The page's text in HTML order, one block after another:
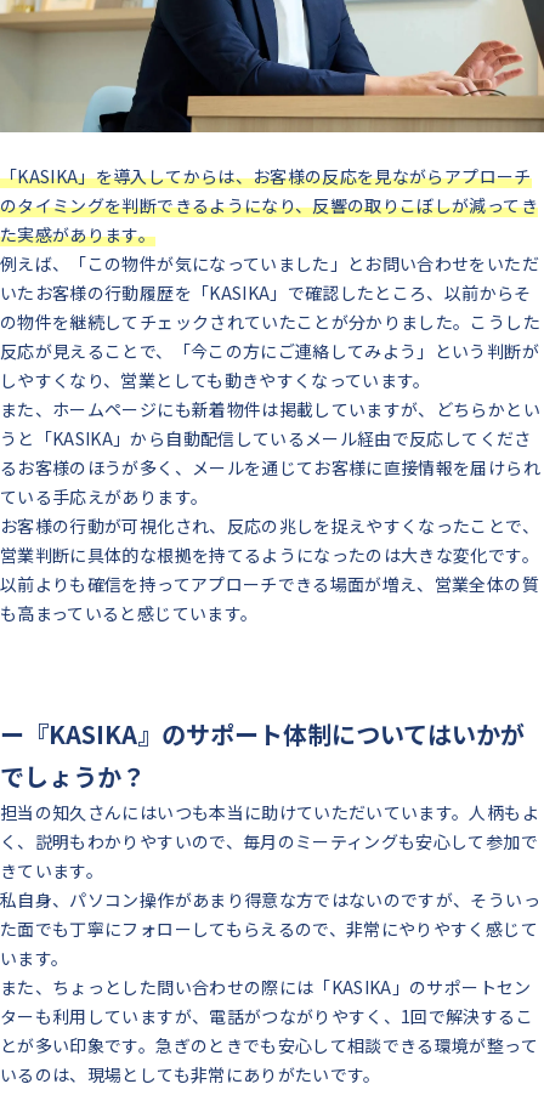
「KASIKA」を導入してからは、お客様の反応を見ながらアプローチ
のタイミングを判断できるようになり、反響の取りこぼしが減ってき
た実感があります。
例えば、「この物件が気になっていました」とお問い合わせをいただ
いたお客様の行動履歴を「KASIKA」で確認したところ、以前からそ
の物件を継続してチェックされていたことが分かりました。こうした
反応が見えることで、「今この方にご連絡してみよう」という判断が
しやすくなり、営業としても動きやすくなっています。
また、ホームページにも新着物件は掲載していますが、どちらかとい
うと「KASIKA」から自動配信しているメール経由で反応してくださ
るお客様のほうが多く、メールを通じてお客様に直接情報を届けられ
ている手応えがあります。
お客様の行動が可視化され、反応の兆しを捉えやすくなったことで、
営業判断に具体的な根拠を持てるようになったのは大きな変化です。
以前よりも確信を持ってアプローチできる場面が増え、営業全体の質
も高まっていると感じています。
ー『KASIKA』のサポート体制についてはいかが
でしょうか？
担当の知久さんにはいつも本当に助けていただいています。人柄もよ
く、説明もわかりやすいので、毎月のミーティングも安心して参加で
きています。
私自身、パソコン操作があまり得意な方ではないのですが、そういっ
た面でも丁寧にフォローしてもらえるので、非常にやりやすく感じて
います。
また、ちょっとした問い合わせの際には「KASIKA」のサポートセン
ターも利用していますが、電話がつながりやすく、1回で解決するこ
とが多い印象です。急ぎのときでも安心して相談できる環境が整って
いるのは、現場としても非常にありがたいです。